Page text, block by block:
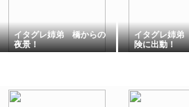
イタグレ姉弟 橋からの
夜景！
イタグレ姉
険に出動！